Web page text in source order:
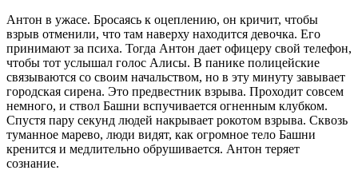
Антон в ужасе. Бросаясь к оцеплению, он кричит, чтобы
взрыв отменили, что там наверху находится девочка. Его
принимают за психа. Тогда Антон дает офицеру свой телефон,
чтобы тот услышал голос Алисы. В панике полицейские
связываются со своим начальством, но в эту минуту завывает
городская сирена. Это предвестник взрыва. Проходит совсем
немного, и ствол Башни вспучивается огненным клубком.
Спустя пару секунд людей накрывает рокотом взрыва. Сквозь
туманное марево, люди видят, как огромное тело Башни
кренится и медлительно обрушивается. Антон теряет
сознание.